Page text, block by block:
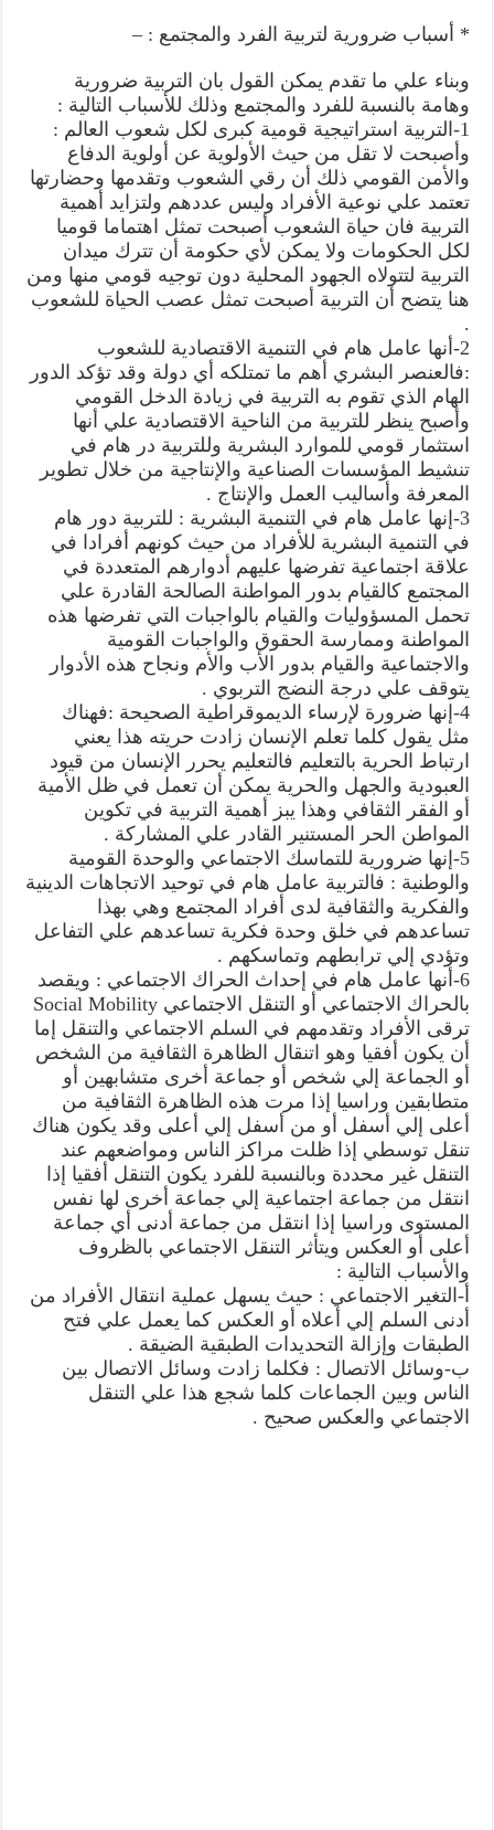
* أسباب ضرورية لتربية الفرد والمجتمع : –
وبناء علي ما تقدم يمكن القول بان التربية ضرورية
وهامة بالنسبة للفرد والمجتمع وذلك للأسباب التالية :
1-التربية استراتيجية قومية كبرى لكل شعوب العالم :
وأصبحت لا تقل من حيث الأولوية عن أولوية الدفاع
والأمن القومي ذلك أن رقي الشعوب وتقدمها وحضارتها
تعتمد علي نوعية الأفراد وليس عددهم ولتزايد أهمية
التربية فان حياة الشعوب أصبحت تمثل اهتماما قوميا
لكل الحكومات ولا يمكن لأي حكومة أن تترك ميدان
التربية لتتولاه الجهود المحلية دون توجيه قومي منها ومن
هنا يتضح أن التربية أصبحت تمثل عصب الحياة للشعوب
.
2-أنها عامل هام في التنمية الاقتصادية للشعوب
:فالعنصر البشري أهم ما تمتلكه أي دولة وقد تؤكد الدور
الهام الذي تقوم به التربية في زيادة الدخل القومي
وأصبح ينظر للتربية من الناحية الاقتصادية علي أنها
استثمار قومي للموارد البشرية وللتربية در هام في
تنشيط المؤسسات الصناعية والإنتاجية من خلال تطوير
المعرفة وأساليب العمل والإنتاج .
3-إنها عامل هام في التنمية البشرية : للتربية دور هام
في التنمية البشرية للأفراد من حيث كونهم أفرادا في
علاقة اجتماعية تفرضها عليهم أدوارهم المتعددة في
المجتمع كالقيام بدور المواطنة الصالحة القادرة علي
تحمل المسؤوليات والقيام بالواجبات التي تفرضها هذه
المواطنة وممارسة الحقوق والواجبات القومية
والاجتماعية والقيام بدور الأب والأم ونجاح هذه الأدوار
يتوقف علي درجة النضج التربوي .
4-إنها ضرورة لإرساء الديموقراطية الصحيحة :فهناك
مثل يقول كلما تعلم الإنسان زادت حريته هذا يعني
ارتباط الحرية بالتعليم فالتعليم يحرر الإنسان من قيود
العبودية والجهل والحرية يمكن أن تعمل في ظل الأمية
أو الفقر الثقافي وهذا يبز أهمية التربية في تكوين
المواطن الحر المستنير القادر علي المشاركة .
5-إنها ضرورية للتماسك الاجتماعي والوحدة القومية
والوطنية : فالتربية عامل هام في توحيد الاتجاهات الدينية
والفكرية والثقافية لدى أفراد المجتمع وهي بهذا
تساعدهم في خلق وحدة فكرية تساعدهم علي التفاعل
وتؤدي إلي ترابطهم وتماسكهم .
6-أنها عامل هام في إحداث الحراك الاجتماعي : ويقصد
بالحراك الاجتماعي أو التنقل الاجتماعي Social Mobility
ترقى الأفراد وتقدمهم في السلم الاجتماعي والتنقل إما
أن يكون أفقيا وهو اتنقال الظاهرة الثقافية من الشخص
أو الجماعة إلي شخص أو جماعة أخرى متشابهين أو
متطابقين وراسيا إذا مرت هذه الظاهرة الثقافية من
أعلى إلي أسفل أو من أسفل إلي أعلى وقد يكون هناك
تنقل توسطي إذا ظلت مراكز الناس ومواضعهم عند
التنقل غير محددة وبالنسبة للفرد يكون التنقل أفقيا إذا
انتقل من جماعة اجتماعية إلي جماعة أخرى لها نفس
المستوى وراسيا إذا انتقل من جماعة أدنى أي جماعة
أعلى أو العكس ويتأثر التنقل الاجتماعي بالظروف
والأسباب التالية :
أ-التغير الاجتماعي : حيث يسهل عملية انتقال الأفراد من
أدنى السلم إلي أعلاه أو العكس كما يعمل علي فتح
الطبقات وإزالة التحديدات الطبقية الضيقة .
ب-وسائل الاتصال : فكلما زادت وسائل الاتصال بين
الناس وبين الجماعات كلما شجع هذا علي التنقل
الاجتماعي والعكس صحيح .